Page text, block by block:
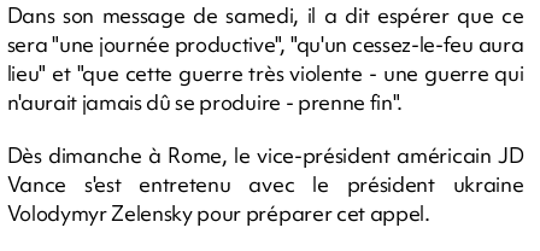
Dans son message de samedi, il a dit espérer que ce
sera "une journée productive", "qu'un cessez-le-feu aura
lieu" et "que cette guerre très violente - une guerre qui
n'aurait jamais dû se produire - prenne fin".
Dès dimanche à Rome, le vice-président américain JD
Vance s'est entretenu avec le président ukraine
Volodymyr Zelensky pour préparer cet appel.